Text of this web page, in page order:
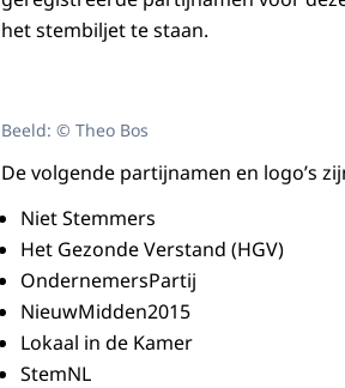
het stembiljet te staan.
Beeld: © Theo Bos
De volgende partijnamen en logo’s
Niet Stemmers
Het Gezonde Verstand (HGV)
OndernemersPartij
NieuwMidden2015
Lokaal in de Kamer
StemNL